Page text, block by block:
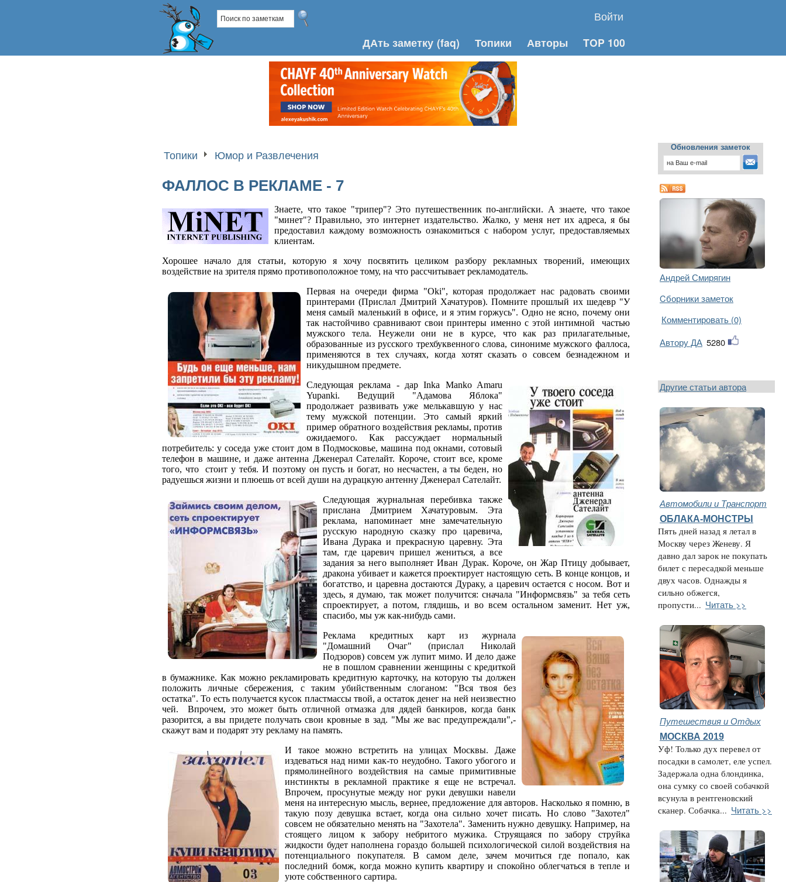
Войти
ДАть заметку (faq) Топики Авторы TOP 100
Топики Юмор и Развлечения
ФАЛЛОС В РЕКЛАМЕ - 7
Знаете, что такое "трипер"? Это путешественник по-английски. А знаете, что такое
"минет"? Правильно, это интернет издательство. Жалко, у меня нет их адреса, я бы
предоставил каждому возможность ознакомиться с набором услуг, предоставляемых
клиентам.
Хорошее начало для статьи, которую я хочу посвятить целиком разбору рекламных творений, имеющих
воздействие на зрителя прямо противоположное тому, на что рассчитывает рекламодатель.
Первая на очереди фирма "Oki", которая продолжает нас радовать своими
принтерами (Прислал Дмитрий Хачатуров). Помните прошлый их шедевр "У
меня самый маленький в офисе, и я этим горжусь". Одно не ясно, почему они
так настойчиво сравнивают свои принтеры именно с этой интимной частью
мужского тела. Неужели они не в курсе, что как раз прилагательные,
образованные из русского трехбуквенного слова, синониме мужского фаллоса,
применяются в тех случаях, когда хотят сказать о совсем безнадежном и
никудышном предмете.
Следующая реклама - дар Inka Manko Amaru
Yupanki. Ведущий "Адамова Яблока"
продолжает развивать уже мелькавшую у нас
тему мужской потенции. Это самый яркий
пример обратного воздействия рекламы, против
ожидаемого. Как рассуждает нормальный
потребитель: у соседа уже стоит дом в Подмосковье, машина под окнами, сотовый
телефон в машине, и даже антенна Дженерал Сателайт. Короче, стоит все, кроме
того, что стоит у тебя. И поэтому он пусть и богат, но несчастен, а ты беден, но
радуешься жизни и плюешь от всей души на дурацкую антенну Дженерал Сателайт.
Следующая журнальная перебивка также
прислана Дмитрием Хачатуровым. Эта
реклама, напоминает мне замечательную
русскую народную сказку про царевича,
Ивана Дурака и прекрасную царевну. Эта
там, где царевич пришел жениться, а все
задания за него выполняет Иван Дурак. Короче, он Жар Птицу добывает,
дракона убивает и кажется проектирует настоящую сеть. В конце концов, и
богатство, и царевна достаются Дураку, а царевич остается с носом. Вот и
здесь, я думаю, так может получится: сначала "Информсвязь" за тебя сеть
спроектирует, а потом, глядишь, и во всем остальном заменит. Нет уж,
спасибо, мы уж как-нибудь сами.
Реклама кредитных карт из журнала
"Домашний Очаг" (прислал Николай
Подзоров) совсем уж лупит мимо. И дело даже
не в пошлом сравнении женщины с кредиткой
в бумажнике. Как можно рекламировать кредитную карточку, на которую ты должен
положить личные сбережения, с таким убийственным слоганом: "Вся твоя без
остатка". То есть получается кусок пластмассы твой, а остаток денег на ней неизвестно
чей. Впрочем, это может быть отличной отмазка для дядей банкиров, когда банк
разорится, а вы придете получать свои кровные в зад. "Мы же вас предупреждали",-
скажут вам и подарят эту рекламу на память.
И такое можно встретить на улицах Москвы. Даже
издеваться над ними как-то неудобно. Такого убогого и
прямолинейного воздействия на самые примитивные
инстинкты в рекламной практике я еще не встречал.
Впрочем, просунутые между ног руки девушки навели
меня на интересную мысль, вернее, предложение для авторов. Насколько я помню, в
такую позу девушка встает, когда она сильно хочет писать. Но слово "Захотел"
совсем не обязательно менять на "Захотела". Заменить нужно девушку. Например, на
стоящего лицом к забору небритого мужика. Струящаяся по забору струйка
жидкости будет наполнена гораздо большей психологической силой воздействия на
потенциального покупателя. В самом деле, зачем мочиться где попало, как
последний бомж, когда можно купить квартиру и спокойно облегчаться в тепле и
уюте собственного сартира.
Обновления заметок
Андрей Смирягин
Cборники заметок
Комментировать (0)
Автору ДА 5280
Другие статьи автора
Автомобили и Транспорт
ОБЛАКА-МОНСТРЫ
Пять дней назад я летал в
Москву через Женеву. Я
давно дал зарок не покупать
билет с пересадкой меньше
двух часов. Однажды я
сильно обжегся,
пропусти... Читать >>
Путешествия и Отдых
МОСКВА 2019
Уф! Только дух перевел от
посадки в самолет, еле успел.
Задержала одна блондинка,
она сумку со своей собачкой
всунула в рентгеновский
сканер. Собачка... Читать >>